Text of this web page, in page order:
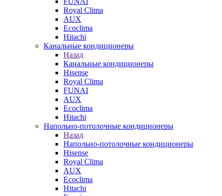
Royal Clima
AUX
Ecoclima
Hitachi
Канальные кондиционеры
Назад
Канальные кондиционеры
Hisense
Royal Clima
FUNAI
AUX
Ecoclima
Hitachi
Напольно-потолочные кондиционеры
Назад
Напольно-потолочные кондиционеры
Hisense
Royal Clima
AUX
Ecoclima
Hitachi